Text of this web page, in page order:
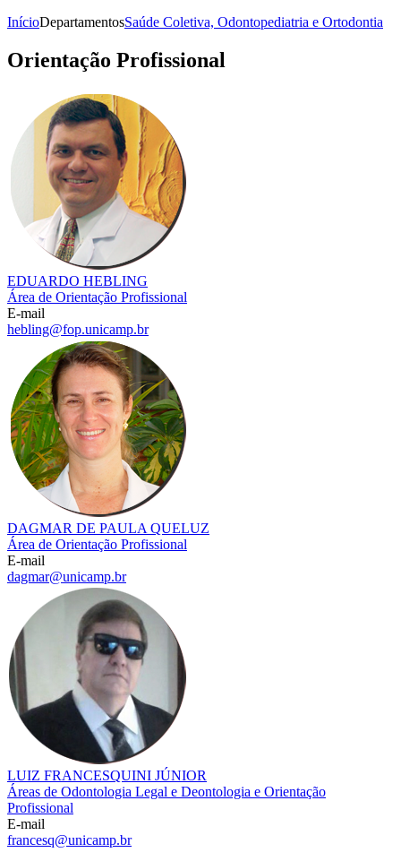
InícioDepartamentosSaúde Coletiva, Odontopediatria e Ortodontia
Orientação Profissional
EDUARDO HEBLING
Área de Orientação Profissional
E-mail
hebling@fop.unicamp.br
DAGMAR DE PAULA QUELUZ
Área de Orientação Profissional
E-mail
dagmar@unicamp.br
LUIZ FRANCESQUINI JÚNIOR
Áreas de Odontologia Legal e Deontologia e Orientação
Profissional
E-mail
francesq@unicamp.br